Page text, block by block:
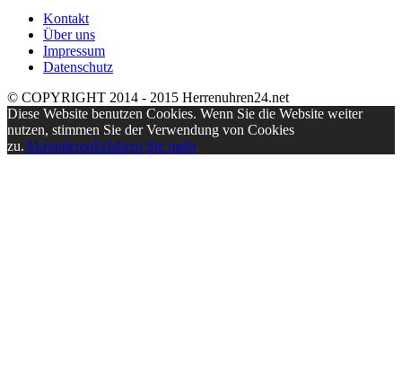
Kontakt
Über uns
Impressum
Datenschutz
© COPYRIGHT 2014 - 2015 Herrenuhren24.net
Diese Website benutzen Cookies. Wenn Sie die Website weiter
nutzen, stimmen Sie der Verwendung von Cookies
zu.AkzeptierenErfahren Sie mehr